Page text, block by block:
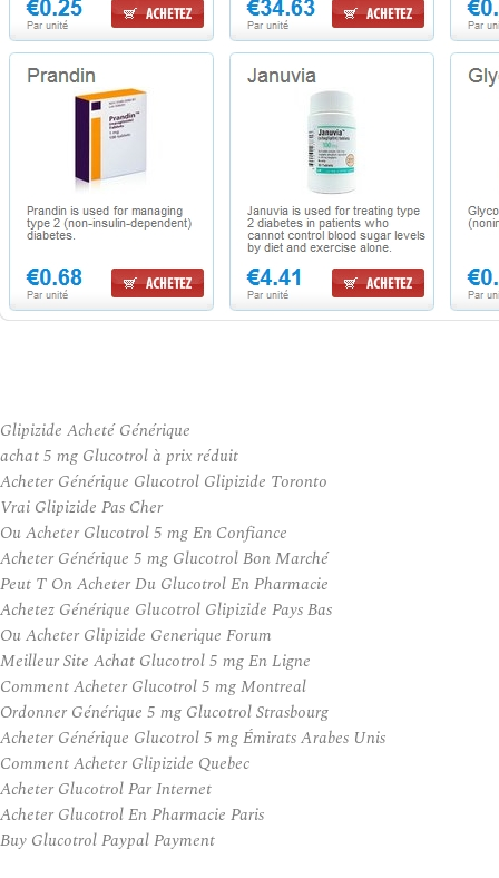
Glipizide Acheté Générique
achat 5 mg Glucotrol à prix réduit
Acheter Générique Glucotrol Glipizide Toronto
Vrai Glipizide Pas Cher
Ou Acheter Glucotrol 5 mg En Confiance
Acheter Générique 5 mg Glucotrol Bon Marché
Peut T On Acheter Du Glucotrol En Pharmacie
Achetez Générique Glucotrol Glipizide Pays Bas
Ou Acheter Glipizide Generique Forum
Meilleur Site Achat Glucotrol 5 mg En Ligne
Comment Acheter Glucotrol 5 mg Montreal
Ordonner Générique 5 mg Glucotrol Strasbourg
Acheter Générique Glucotrol 5 mg Émirats Arabes Unis
Comment Acheter Glipizide Quebec
Acheter Glucotrol Par Internet
Acheter Glucotrol En Pharmacie Paris
Buy Glucotrol Paypal Payment